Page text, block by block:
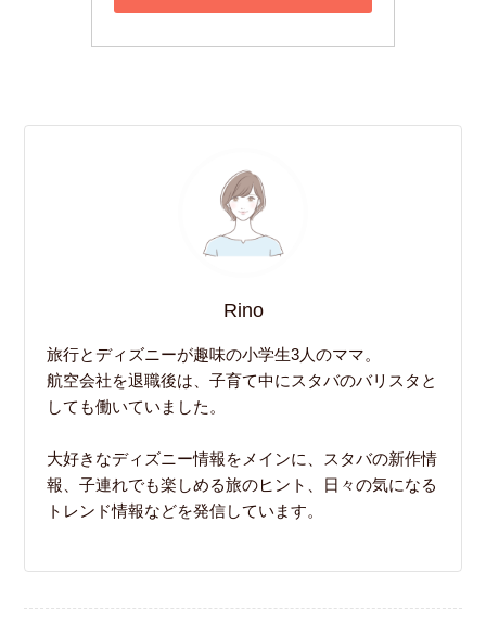
Rino
旅行とディズニーが趣味の小学生3人のママ。
航空会社を退職後は、子育て中にスタバのバリスタと
しても働いていました。
大好きなディズニー情報をメインに、スタバの新作情
報、子連れでも楽しめる旅のヒント、日々の気になる
トレンド情報などを発信しています。